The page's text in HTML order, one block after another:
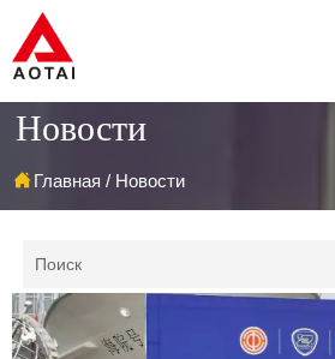
Новости
Главная / Новости